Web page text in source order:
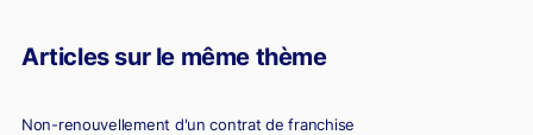
Articles sur le même thème
Non-renouvellement d'un contrat de franchise